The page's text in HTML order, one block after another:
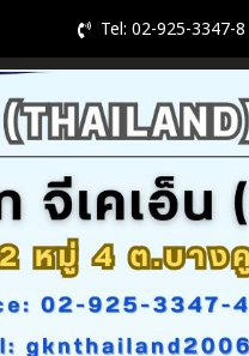
Tel: 02-925-3347-8